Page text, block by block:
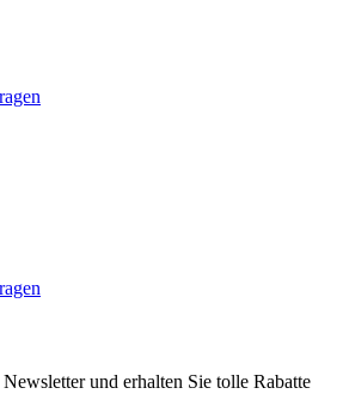
und erhalten Sie tolle Rabatte